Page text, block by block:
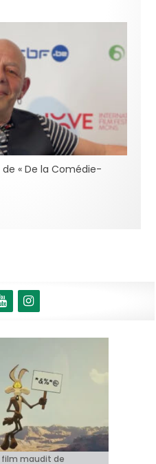
« De la Comédie-
belge!
film maudit de
» d’Emmanuel
cap du milliard de
réinvente la comédie